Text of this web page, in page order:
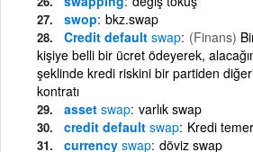
swop bkz.swap
Credit default swap (Finans)
kişiye belli bir ücret ödeyerek,
şeklinde kredi riskini bir partiden
kontratı
asset swap varlık swap
credit default swap Kredi
currency swap döviz swap